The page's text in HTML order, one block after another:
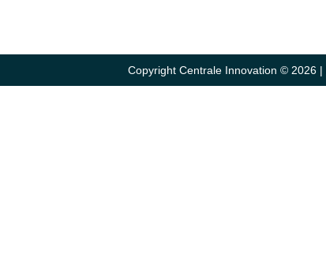
Copyright Centrale Innovation © 2026 |